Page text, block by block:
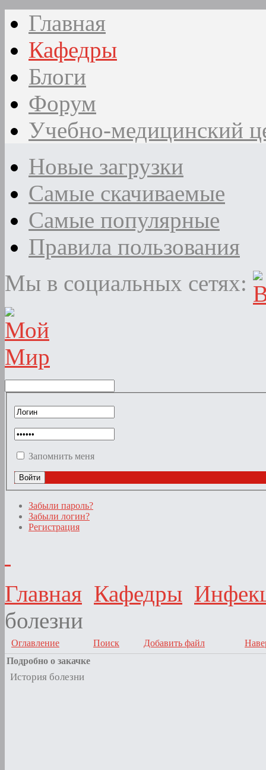
Главная
Кафедры
Блоги
Форум
Учебно-медицинский
Новые загрузки
Самые скачиваемые
Самые популярные
Правила пользования
Мы в социальных сетях:
Запомнить меня
Забыли пароль?
Забыли логин?
Регистрация
Главная Кафедры
болезни
Оглавление Поиск Добавить файл
Подробно о закачке
История болезни